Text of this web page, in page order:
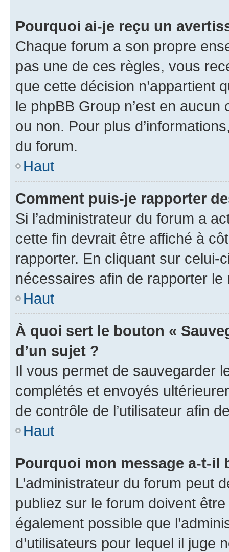
Pourquoi ai-je reçu un
Chaque forum a son propre
pas une de ces règles, vous
que cette décision n’appartient
le phpBB Group n’est en
ou non. Pour plus
du forum.
Haut
Comment puis-je rapporter
Si l’administrateur du forum a
cette fin devrait être affiché à
rapporter. En cliquant sur
nécessaires afin de rapporter le
Haut
À quoi sert le bouton «
d’un sujet ?
Il vous permet de sauvegarder
complétés et envoyés
de contrôle de l’utilisateur afin
Haut
Pourquoi mon message a-t-il
L’administrateur du forum peut
publiez sur le forum doivent
également possible que
d’utilisateurs pour lequel il juge